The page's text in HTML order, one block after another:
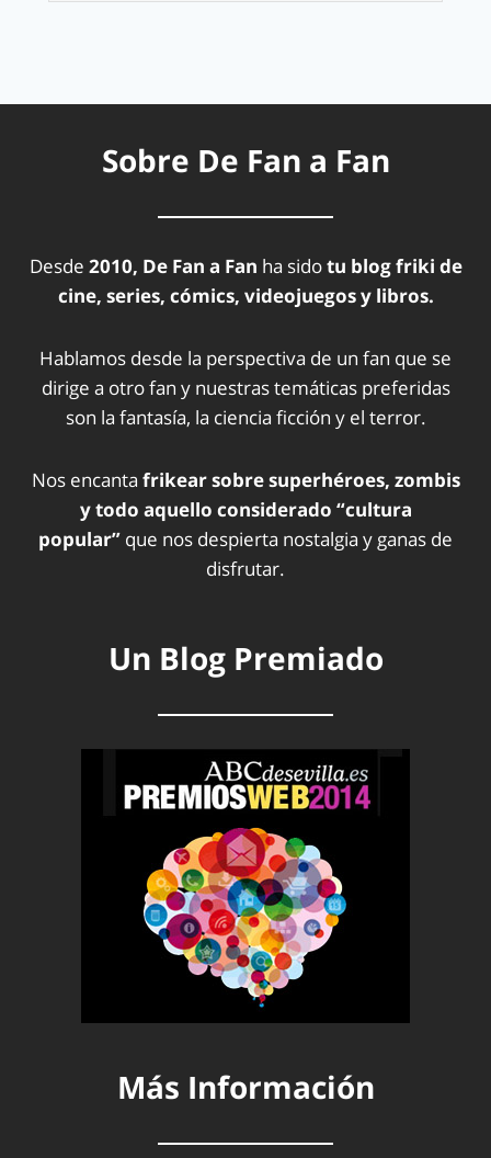
Sobre De Fan a Fan
Desde 2010, De Fan a Fan ha sidotu blog friki de
cine, series, cómics, videojuegos y libros.
Hablamos desde la perspectiva de un fan que se
dirige a otro fan y nuestras temáticas preferidas
son la fantasía, la ciencia ficción y el terror.
Nos encanta frikear sobre superhéroes, zombis
y todo aquello considerado “cultura
popular” que nos despierta nostalgia y ganas de
disfrutar.
Un Blog Premiado
Más Información